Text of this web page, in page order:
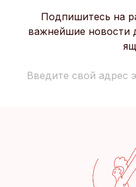
Подпишитесь на
важнейшие новости